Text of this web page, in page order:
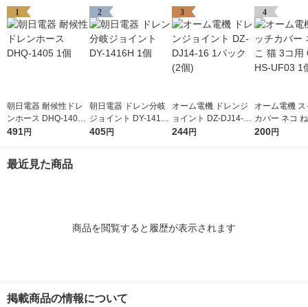
1
朝日電器 耐候性ドレ
ンホース DHQ-1405 1
個
491円
2
朝日電器 ドレン分岐
ジョイント DY-1416H
1個
405円
3
オーム電機 ドレンジ
ョイント DZ-DJ14-16
1パック(2個)
244円
4
オーム電機
カバー ネコ
コ用 OHM
200円
最近見た商品
商品を閲覧すると履歴が表示されます
掲載商品の情報について